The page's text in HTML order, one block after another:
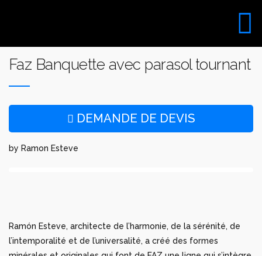
Faz Banquette avec parasol tournant
DEMANDE DE DEVIS
by Ramon Esteve
Ramón Esteve, architecte de l’harmonie, de la sérénité, de
l’intemporalité et de l’universalité, a créé des formes